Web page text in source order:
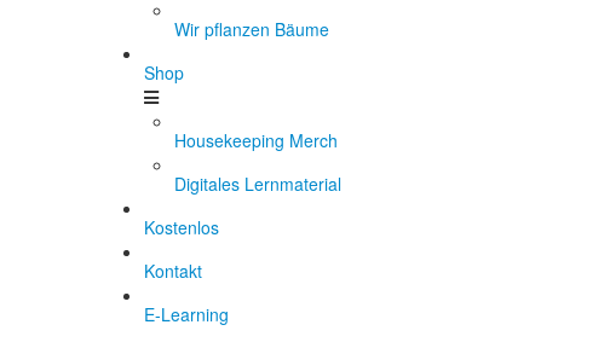
Wir pflanzen Bäume
Shop
Housekeeping Merch
Digitales Lernmaterial
Kostenlos
Kontakt
E-Learning